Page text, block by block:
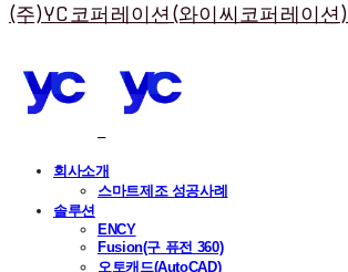
(주)YC코퍼레이션(와이씨코퍼레이션)
회사소개
스마트제조 성공사례
솔루션
ENCY
Fusion(구 퓨전 360)
오토캐드(AutoCAD)